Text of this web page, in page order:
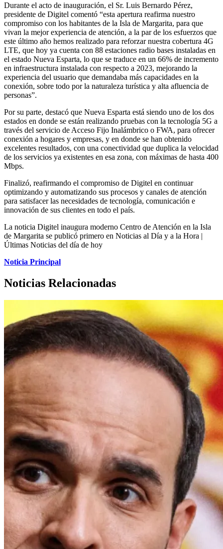
Durante el acto de inauguración, el Sr. Luis Bernardo Pérez,
presidente de Digitel comentó “esta apertura reafirma nuestro
compromiso con los habitantes de la Isla de Margarita, para que
vivan la mejor experiencia de atención, a la par de los esfuerzos que
este último año hemos realizado para reforzar nuestra cobertura 4G
LTE, que hoy ya cuenta con 88 estaciones radio bases instaladas en
el estado Nueva Esparta, lo que se traduce en un 66% de incremento
en infraestructura instalada con respecto a 2023, mejorando la
experiencia del usuario que demandaba más capacidades en la
conexión, sobre todo por la naturaleza turística y alta afluencia de
personas”.
Por su parte, destacó que Nueva Esparta está siendo uno de los dos
estados en donde se están realizando pruebas con la tecnología 5G a
través del servicio de Acceso Fijo Inalámbrico o FWA, para ofrecer
conexión a hogares y empresas, y en donde se han obtenido
excelentes resultados, con una conectividad que duplica la velocidad
de los servicios ya existentes en esa zona, con máximas de hasta 400
Mbps.
Finalizó, reafirmando el compromiso de Digitel en continuar
optimizando y automatizando sus procesos y canales de atención
para satisfacer las necesidades de tecnología, comunicación e
innovación de sus clientes en todo el país.
La noticia Digitel inaugura moderno Centro de Atención en la Isla
de Margarita se publicó primero en Noticias al Día y a la Hora |
Últimas Noticias del día de hoy
Noticia Principal
Noticias Relacionadas